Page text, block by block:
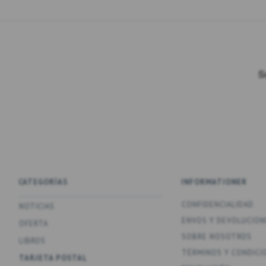
CATEGORÍAS
NOTICIAS
TARJETA POSTAL
INFORMATIONER
CONFIDENCIALIDAD
TÉRMINOS Y